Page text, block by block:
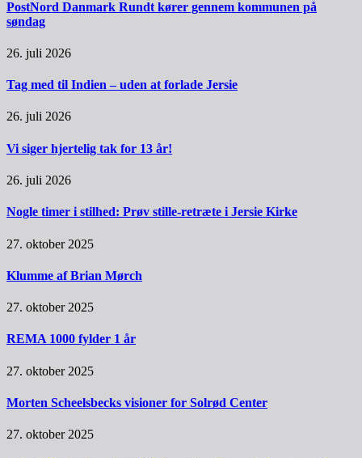
PostNord Danmark Rundt kører gennem kommunen på
søndag
26. juli 2026
Tag med til Indien – uden at forlade Jersie
26. juli 2026
Vi siger hjertelig tak for 13 år!
26. juli 2026
Nogle timer i stilhed: Prøv stille-retræte i Jersie Kirke
27. oktober 2025
Klumme af Brian Mørch
27. oktober 2025
REMA 1000 fylder 1 år
27. oktober 2025
Morten Scheelsbecks visioner for Solrød Center
27. oktober 2025